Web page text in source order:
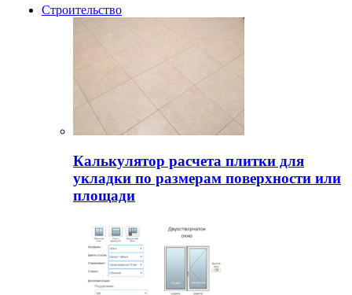
Строительство
Калькулятор расчета плитки для
укладки по размерам поверхности или
площади